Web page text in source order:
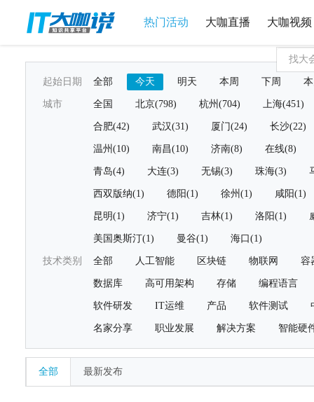
热门活动 大咖直播 大咖视频
起始日期 全部 今天 明天 本周 下周
城市 全国 北京(798) 杭州(704) 上海(451)
合肥(42) 武汉(31) 厦门(24) 长沙(22)
温州(10) 南昌(10) 济南(8) 在线(8)
青岛(4) 大连(3) 无锡(3) 珠海(3)
西双版纳(1) 德阳(1) 徐州(1) 咸阳(1)
昆明(1) 济宁(1) 吉林(1) 洛阳(1)
美国奥斯汀(1) 曼谷(1) 海口(1)
技术类别 全部 人工智能 区块链 物联网 容
数据库 高可用架构 存储 编程语言
软件研发 IT运维 产品 软件测试
名家分享 职业发展 解决方案 智能硬
全部 最新发布